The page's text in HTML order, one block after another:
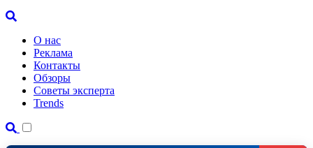
О нас
Реклама
Контакты
Обзоры
Советы эксперта
Trends